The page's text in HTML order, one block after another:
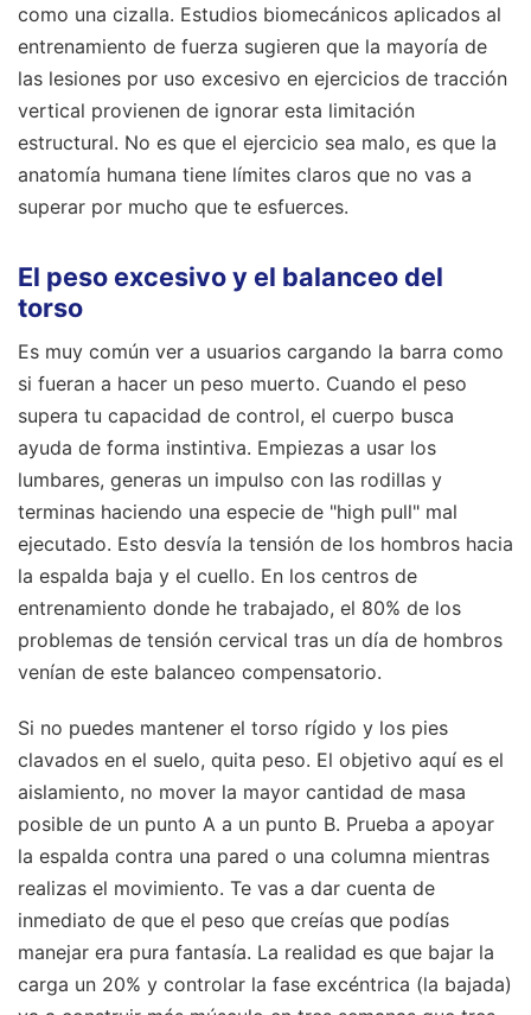
como una cizalla. Estudios biomecánicos aplicados al
entrenamiento de fuerza sugieren que la mayoría de
las lesiones por uso excesivo en ejercicios de tracción
vertical provienen de ignorar esta limitación
estructural. No es que el ejercicio sea malo, es que la
anatomía humana tiene límites claros que no vas a
superar por mucho que te esfuerces.
El peso excesivo y el balanceo del
torso
Es muy común ver a usuarios cargando la barra como
si fueran a hacer un peso muerto. Cuando el peso
supera tu capacidad de control, el cuerpo busca
ayuda de forma instintiva. Empiezas a usar los
lumbares, generas un impulso con las rodillas y
terminas haciendo una especie de "high pull" mal
ejecutado. Esto desvía la tensión de los hombros hacia
la espalda baja y el cuello. En los centros de
entrenamiento donde he trabajado, el 80% de los
problemas de tensión cervical tras un día de hombros
venían de este balanceo compensatorio.
Si no puedes mantener el torso rígido y los pies
clavados en el suelo, quita peso. El objetivo aquí es el
aislamiento, no mover la mayor cantidad de masa
posible de un punto A a un punto B. Prueba a apoyar
la espalda contra una pared o una columna mientras
realizas el movimiento. Te vas a dar cuenta de
inmediato de que el peso que creías que podías
manejar era pura fantasía. La realidad es que bajar la
carga un 20% y controlar la fase excéntrica (la bajada)